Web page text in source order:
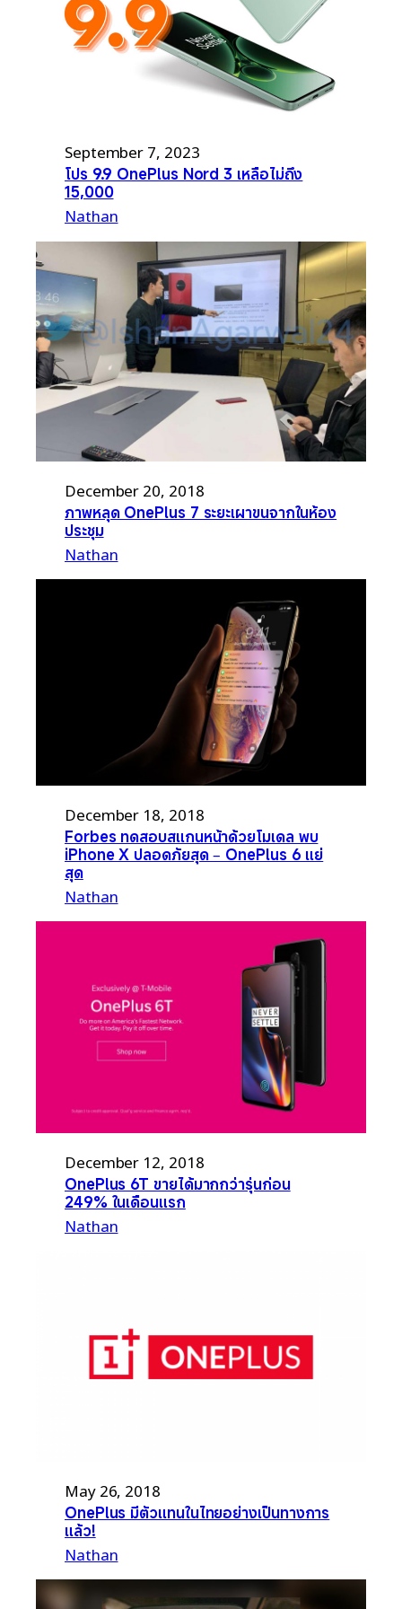
September 7, 2023
โปร 9.9 OnePlus Nord 3 เหลือไม่ถึง
15,000
Nathan
December 20, 2018
ภาพหลุด OnePlus 7 ระยะเผาขนจากในห้อง
ประชุม
Nathan
December 18, 2018
Forbes ทดสอบสแกนหน้าด้วยโมเดล พบ
iPhone X ปลอดภัยสุด – OnePlus 6 แย่
สุด
Nathan
December 12, 2018
OnePlus 6T ขายได้มากกว่ารุ่นก่อน
249% ในเดือนแรก
Nathan
May 26, 2018
OnePlus มีตัวแทนในไทยอย่างเป็นทางการ
แล้ว!
Nathan